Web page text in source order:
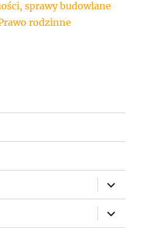
sprawy budowlane
rodzinne
rozwiń
menu
potomne
rozwiń
menu